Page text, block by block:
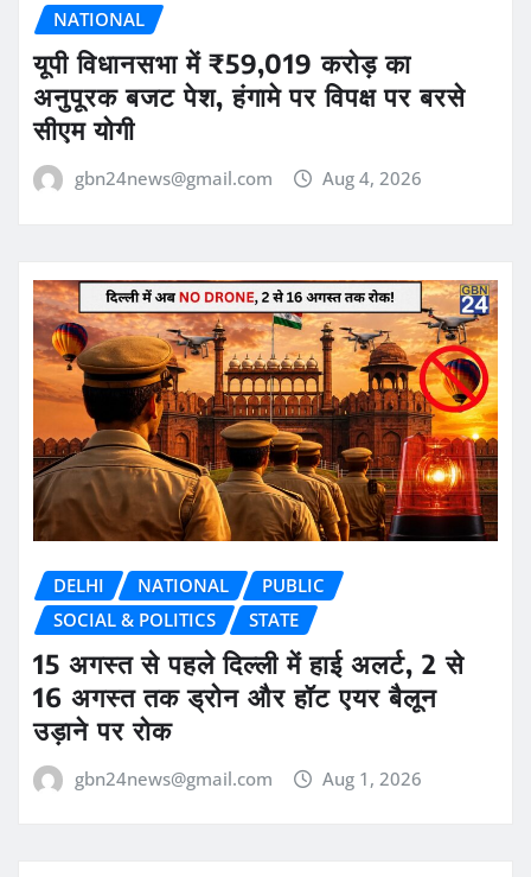
NATIONAL
यूपी विधानसभा में ₹59,019 करोड़ का
अनुपूरक बजट पेश, हंगामे पर विपक्ष पर बरसे
सीएम योगी
gbn24news@gmail.com Aug 4, 2026
DELHI NATIONAL
PUBLIC
SOCIAL & POLITICS
STATE
15 अगस्त से पहले दिल्ली में हाई अलर्ट, 2 से
16 अगस्त तक ड्रोन और हॉट एयर बैलून
उड़ाने पर रोक
gbn24news@gmail.com Aug 1, 2026